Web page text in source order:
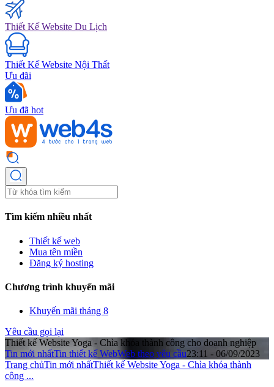
Thiết Kế Website Du Lịch
Thiết Kế Website Nội Thất
Ưu đãi
Ưu đã hot
Tìm kiếm nhiều nhất
Thiết kế web
Mua tên miền
Đăng ký hosting
Chương trình khuyến mãi
Khuyến mãi tháng 8
Yêu cầu gọi lại
Thiết kế Website Yoga - Chìa khóa thành công cho doanh nghiệp
Tin mới nhấtTin thiết kế WebWeb theo yêu cầu23:11 - 06/09/2023
Trang chủTin mới nhấtThiết kế Website Yoga - Chìa khóa thành
công ...